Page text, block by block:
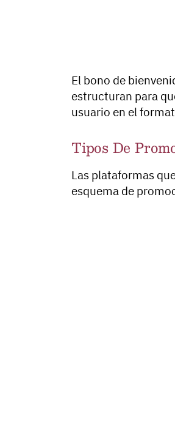
El bono de
estructuran para
usuario en el
Tipos De
Las plataformas
esquema de